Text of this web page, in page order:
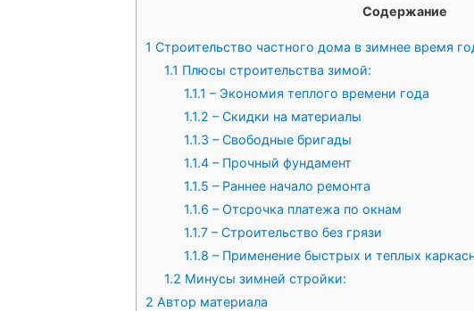
Содержание
1 Строительство частного дома в зимнее время
1.1 Плюсы строительства зимой:
1.1.1 – Экономия теплого времени года
1.1.2 – Скидки на материалы
1.1.3 – Свободные бригады
1.1.4– Прочный фундамент
1.1.5 – Раннее начало ремонта
1.1.6 – Отсрочка платежа по окнам
1.1.7– Строительство без грязи
1.1.8 – Применение быстрых и теплых
1.2 Минусы зимней стройки:
2 Автор материала